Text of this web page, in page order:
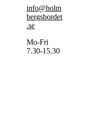
info@holm
bergsbordet
.se
Mo-Fri
7.30-15.30